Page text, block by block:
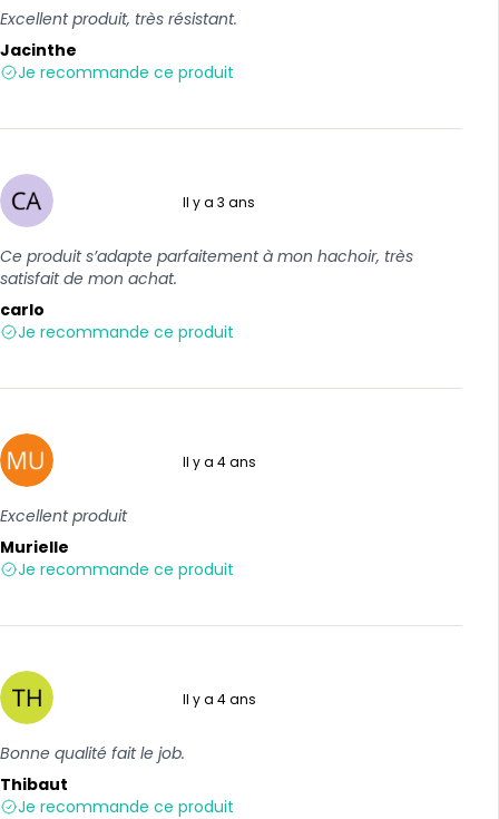
Excellent produit, très résistant.
Jacinthe
Je recommande ce produit
Il y a 3 ans
Ce produit s’adapte parfaitement à mon hachoir, très
satisfait de mon achat.
carlo
Je recommande ce produit
Il y a 4 ans
Excellent produit
Murielle
Je recommande ce produit
Il y a 4 ans
Bonne qualité fait le job.
Thibaut
Je recommande ce produit